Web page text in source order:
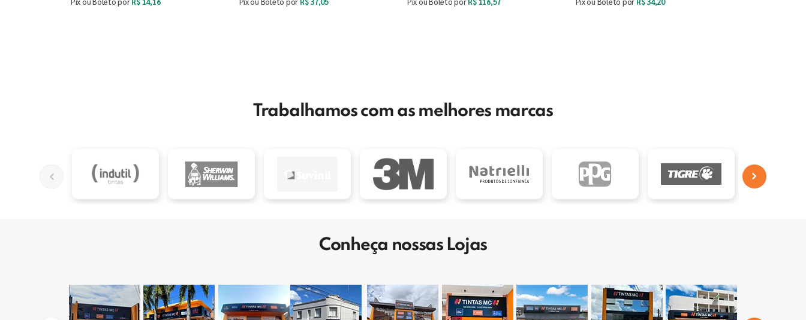
Trabalhamos com as melhores marcas
Conheça nossas Lojas